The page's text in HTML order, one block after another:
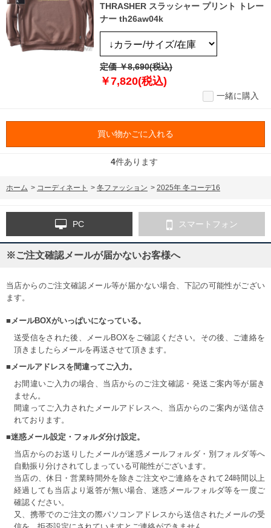
THRASHER スラッシャー プリント トレー
ナー th26aw04k
定価 ￥8,690(税込)
￥7,820(税込)
一緒に購入
買い物かごに入れる
4件あります
ホーム > コーディネート > 冬ファッション > 2025年 冬コーデ16
PC スマートフォン
※ご注文確認メールが届かないお客様へ
当店からのご注文確認メール等が届かない場合、下記の可能性がござい
ます。
■メールBOXがいっぱいになっている。
送受信をされた後、メールBOXをご確認ください。その後、ご連絡を
頂きましたらメールを再送させて頂きます。
■メールアドレスを間違ってご入力。
お間違いご入力の場合、当店からのご注文確認・発送ご案内等が届き
ません。
間違ってご入力されたメールアドレスへ、当店からのご案内が送信さ
れております。
■迷惑メール設定・フォルダ分け設定。
当店からのお送りしたメールが迷惑メールフォルダ・別フォルダ等へ
自動振り分けされてしまっている可能性がございます。
当店の、休日・営業時間外を除きご注文やご連絡をされて24時間以上
経過しても当店より返答が無い場合、迷惑メールフォルダ等を一度ご
確認ください。
又、携帯でのご注文の際パソコンアドレスから送信されたメールの受